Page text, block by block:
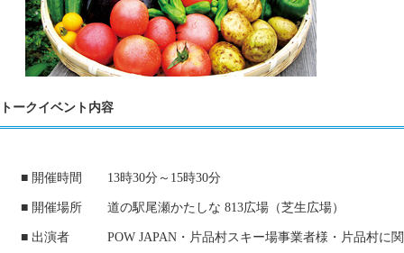
トークイベント内容
■ 開催時間 13時30分～15時30分
■ 開催場所 道の駅尾瀬かたしな 813広場（芝生広場）
■ 出演者 POW JAPAN・片品村スキー場事業者様・片品村に関